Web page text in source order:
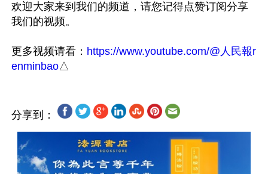
欢迎大家来到我们的频道，请您记得点赞订阅分享
我们的视频。
更多视频请看： https://www.youtube.com/@人民報r
enminbao
分享到：